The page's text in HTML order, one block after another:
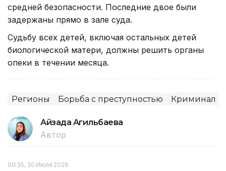
средней безопасности. Последние двое были
задержаны прямо в зале суда.
Судьбу всех детей, включая остальных детей
биологической матери, должны решить органы
опеки в течении месяца.
Регионы Борьба с преступностью Криминал
Айзада Агильбаева
Автор
00:35, 30 Июля 2026